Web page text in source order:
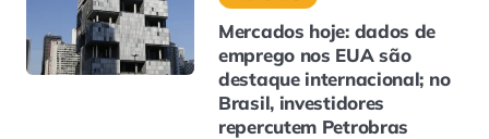
Mercados hoje: dados de
emprego nos EUA são
destaque internacional; no
Brasil, investidores
repercutem Petrobras